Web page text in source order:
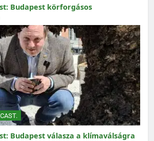
Budapest körforgásos
Budapest válasza a klímaválságra